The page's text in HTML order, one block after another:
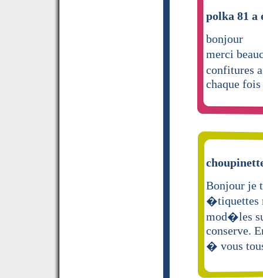
polka 81
bonjour
merci
confitures
chaque
Bonjour je
�tiquettes
mod�les
conserve.
� vous